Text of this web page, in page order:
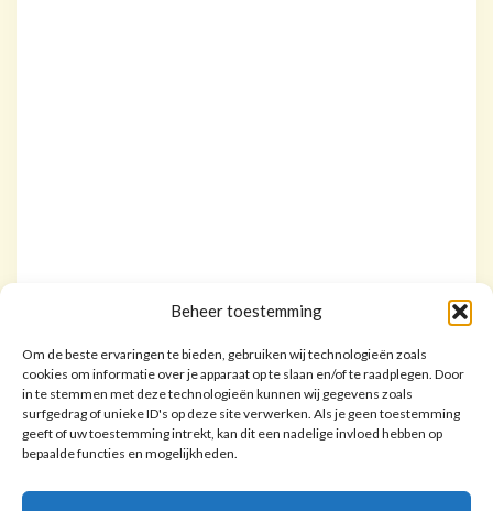
Beheer toestemming
Om de beste ervaringen te bieden, gebruiken wij technologieën zoals
cookies om informatie over je apparaat op te slaan en/of te raadplegen. Door
in te stemmen met deze technologieën kunnen wij gegevens zoals
surfgedrag of unieke ID's op deze site verwerken. Als je geen toestemming
geeft of uw toestemming intrekt, kan dit een nadelige invloed hebben op
bepaalde functies en mogelijkheden.